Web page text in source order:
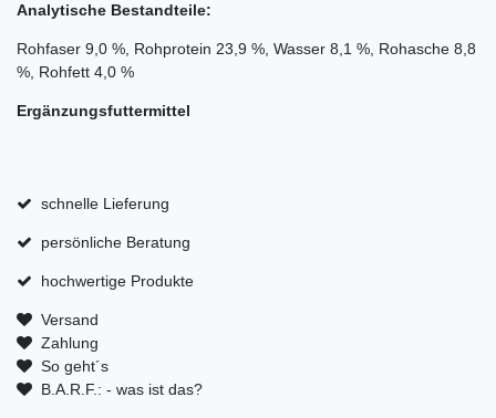
Analytische Bestandteile:
Rohfaser 9,0 %, Rohprotein 23,9 %, Wasser 8,1 %, Rohasche 8,8
%, Rohfett 4,0 %
Ergänzungsfuttermittel
schnelle Lieferung
persönliche Beratung
hochwertige Produkte
Versand
Zahlung
So geht´s
B.A.R.F.: - was ist das?